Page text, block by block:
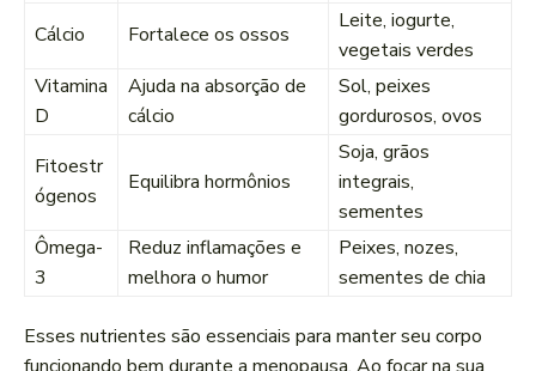
Cálcio
Fortalece os ossos
Leite, iogurte,
vegetais verdes
Vitamina
D
Ajuda na absorção de
cálcio
Sol, peixes
gordurosos, ovos
Fitoestr
ógenos
Equilibra hormônios
Soja, grãos
integrais,
sementes
Ômega-
3
Reduz inflamações e
melhora o humor
Peixes, nozes,
sementes de chia
Esses nutrientes são essenciais para manter seu corpo